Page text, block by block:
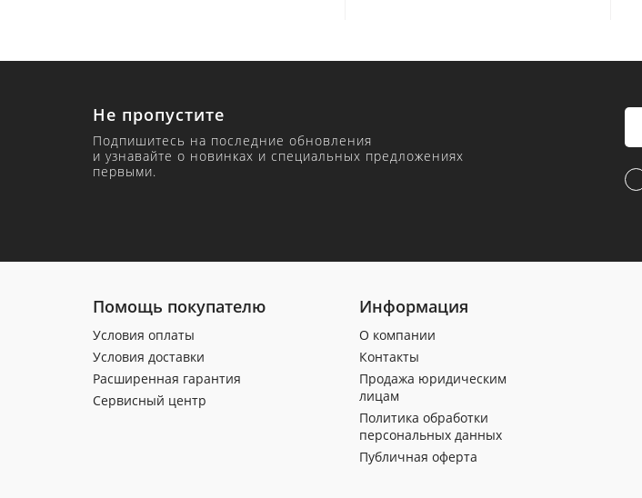
Не пропустите
Подпишитесь на последние обновления
и узнавайте о новинках и специальных предложениях
первыми.
Помощь покупателю
Условия оплаты
Условия доставки
Расширенная гарантия
Сервисный центр
Информация
О компании
Контакты
Продажа юридическим
лицам
Политика обработки
персональных данных
Публичная оферта